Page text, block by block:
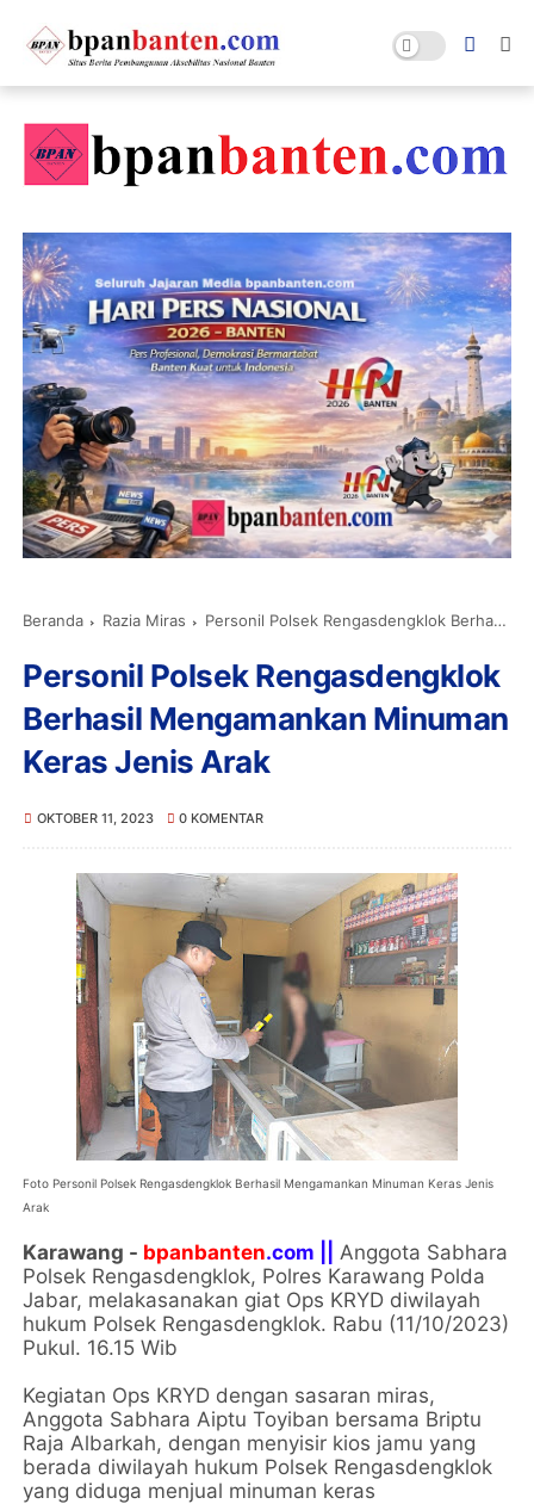
Beranda Razia Miras Personil Polsek Rengasdengklok Berhasil Mengamankan Minuman Keras Jenis Arak
Personil Polsek Rengasdengklok
Berhasil Mengamankan Minuman
Keras Jenis Arak
OKTOBER 11, 2023 0 KOMENTAR
Foto Personil Polsek Rengasdengklok Berhasil Mengamankan Minuman Keras Jenis
Arak
Karawang - bpanbanten.com ||
Anggota Sabhara
Polsek Rengasdengklok, Polres Karawang Polda
Jabar, melakasanakan giat Ops KRYD diwilayah
hukum Polsek Rengasdengklok. Rabu (11/10/2023)
Pukul. 16.15 Wib
Kegiatan Ops KRYD dengan sasaran miras,
Anggota Sabhara Aiptu Toyiban bersama Briptu
Raja Albarkah, dengan menyisir kios jamu yang
berada diwilayah hukum Polsek Rengasdengklok
yang diduga menjual minuman keras